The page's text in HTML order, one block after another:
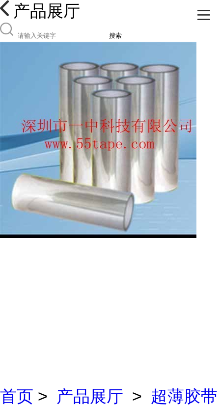
产品展厅
搜索
首页 > 产品展厅 > 超薄胶带